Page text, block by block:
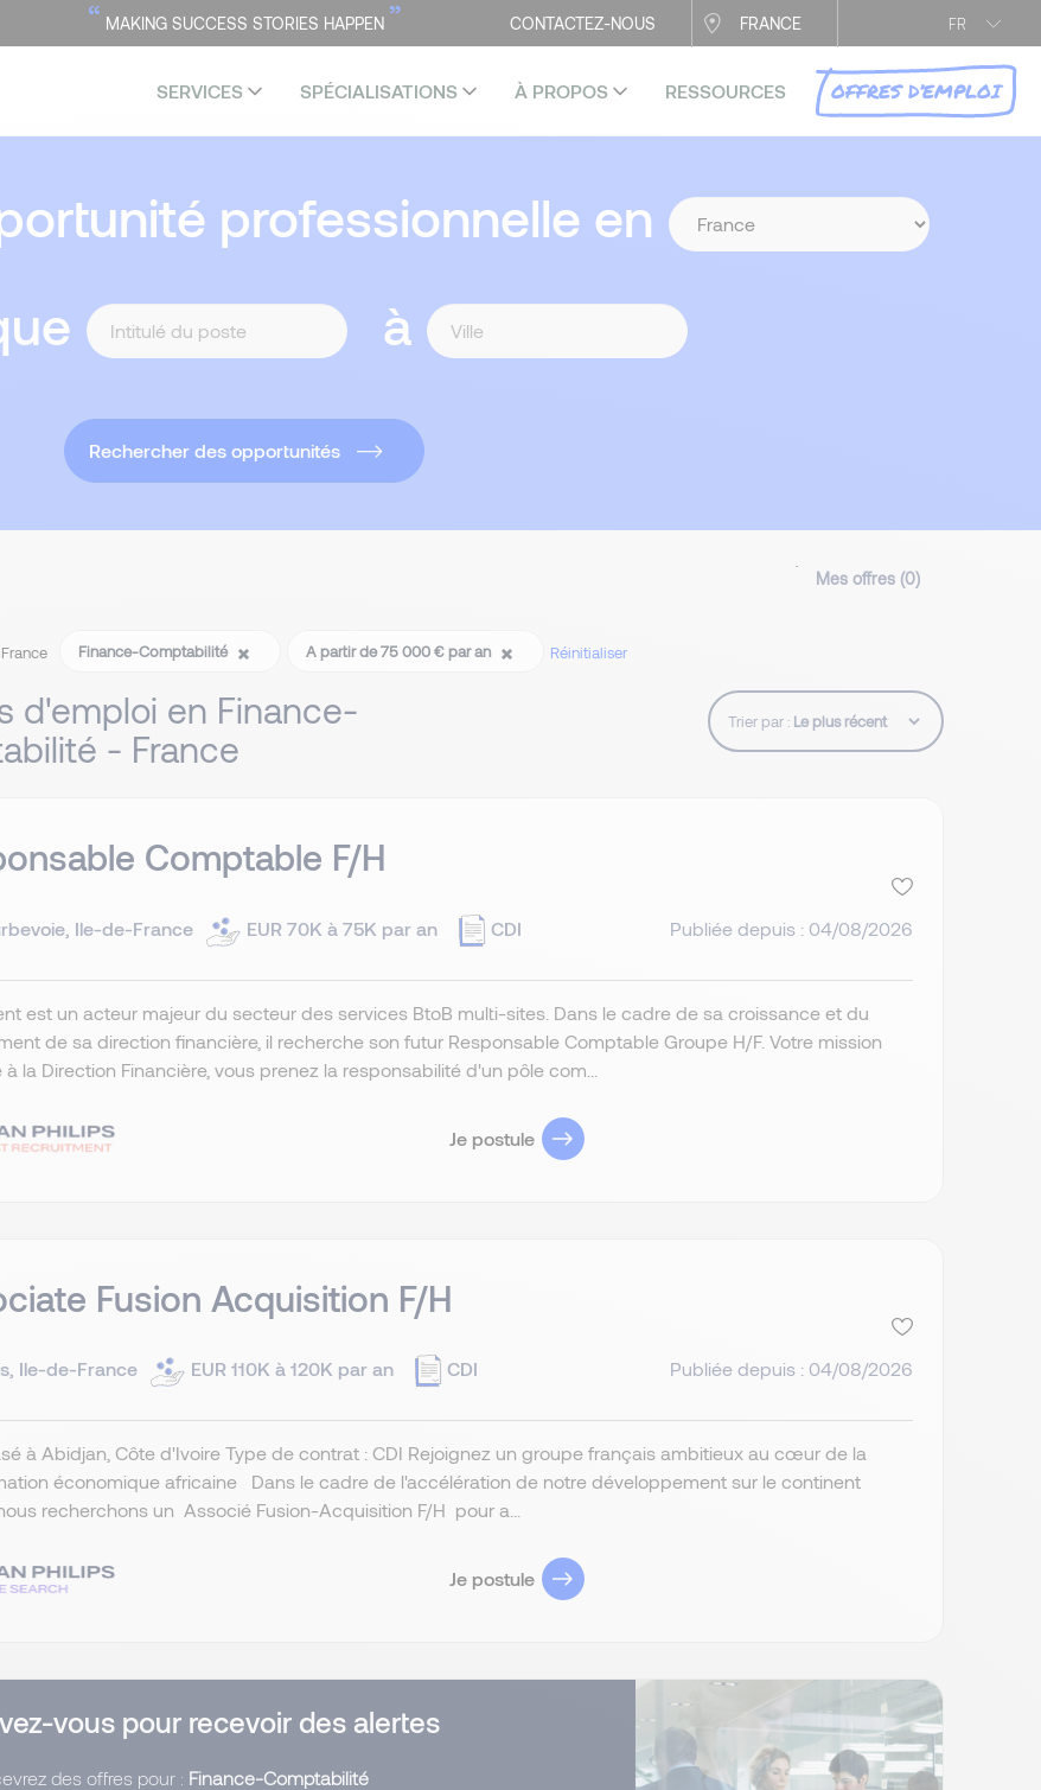
FR
CONTACTEZ-NOUS FRANCE
“ MAKING SUCCESS STORIES HAPPEN ”
SERVICES SPÉCIALISATIONS À PROPOS RESSOURCES OFFRES D’EMPLOI
professionnelle en
à
Rechercher des opportunités
Mes offres (0)
France Finance-Comptabilité A partir de 75 000 € par an Réinitialiser
d'emploi en Finance-
- France
Trier par :
Comptable F/H
Ile-de-France EUR 70K à 75K par an CDI Publiée depuis : 04/08/2026
est un acteur majeur du secteur des services BtoB multi-sites. Dans le cadre de sa croissance et du
de sa direction financière, il recherche son futur Responsable Comptable Groupe H/F. Votre mission
la Direction Financière, vous prenez la responsabilité d'un pôle com...
Je postule
Fusion Acquisition F/H
Ile-de-France EUR 110K à 120K par an CDI Publiée depuis : 04/08/2026
à Abidjan, Côte d'Ivoire Type de contrat : CDI Rejoignez un groupe français ambitieux au cœur de la
économique africaine Dans le cadre de l'accélération de notre développement sur le continent
recherchons un Associé Fusion-Acquisition F/H pour a...
Je postule
vous pour recevoir des alertes
des offres pour : Finance-Comptabilité